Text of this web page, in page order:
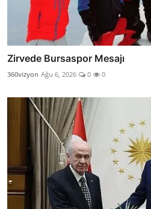
Zirvede Bursaspor Mesajı
360vizyon Ağu 6, 2026 0 0